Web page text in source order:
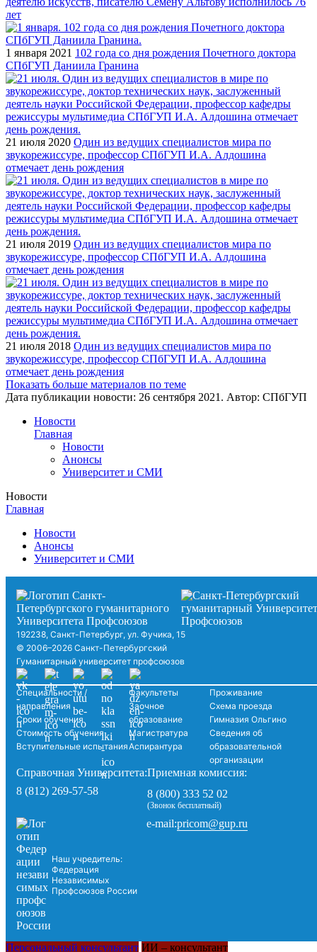
лет
1 января 2021 102 года со дня рождения Почетного доктора
СПбГУП Даниила Гранина
21 июля 2020 Один из ведущих специалистов мира по
звукорежиссуре, профессор СПбГУП И.А. Алдошина
отмечает день рождения
21 июля 2019 Один из ведущих специалистов мира по
звукорежиссуре, профессор СПбГУП И.А. Алдошина
отмечает день рождения
21 июля 2018 Один из ведущих специалистов мира по
звукорежиссуре, профессор СПбГУП И.А. Алдошина
отмечает день рождения
Показать больше материалов по теме
Дата публикации новости: 26 сентября 2021 . Автор: СПбГУП
Новости
Главная
Новости
Анонсы
Университет и СМИ
Новости
Главная
Новости
Анонсы
Университет и СМИ
192238, Санкт-Петербург, ул. Фучика, 15
© 2006–2026 Санкт-Петербургский
Гуманитарный университет профсоюзов
Специальности /
направления
Сроки обучения
Стоимость обучения
Вступительные испытания
Факультеты
Заочное
образование
Магистратура
Аспирантура
Проживание
Схема проезда
Гимназия Ольгино
Сведения об
образовательной
организации
Справочная Университета:
8 (812) 269-57-58
Приемная комиссия:
8 (800) 333 52 02
(Звонок бесплатный)
Наш учредитель:
Федерация
Независимых
Профсоюзов России
e-mail:pricom@gup.ru
Персональный консультант ИИ – консультант